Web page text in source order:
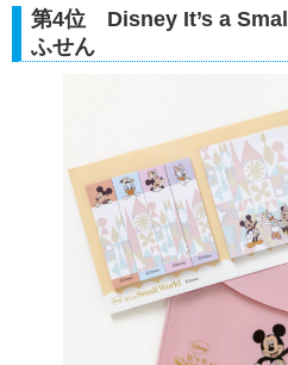
第4位 Disney It’s a
ふせん